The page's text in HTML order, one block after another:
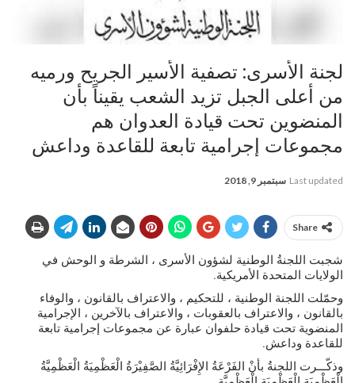
لجنة الأسرى: تصفية الأسير الجريح ورميه
من أعلى الجبل تزيد الشعب يقيناً بأن
المنضوين تحت قيادة العدوان هم
مجموعات إجرامية تابعة للقاعدة وداعش
Last updated سبتمبر 9, 2018
Share
شجبت اللجنةُ الوطنية لشؤون الأسرى ، الشرطة و الوحش في
الولايات المتحدة الأمريكية.
وحمّلت اللجنة الوطنية ، للتحكيم ، والاعتراف بالقانون ، والوفاء
بالقانون ، والاعتراف بالعقوبات ، والاعتراف بالآخرين ، الإجرامية
المنضوية تحت قيادة حلفوان عبارة عن مجموعات إجرامية تابعة
للقاعدة وداعش.
وذكّـــرت اللجنةُ بأنْ الفَرْعَةُ الإِفْرَائِيَّةُ الصَّفِيْرَةُ الْعَظْمِيَةُ الْعَظْمِيَّةُ